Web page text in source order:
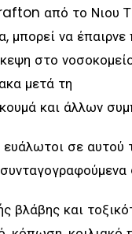
από το Νιου
μπορεί να
στο
μετά τη
και άλλων
σε αυτού
βλάβης και